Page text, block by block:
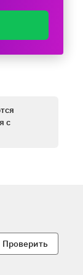
с
Проверить